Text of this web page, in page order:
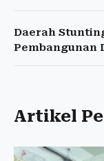
Daerah
Pembangunan
Artikel